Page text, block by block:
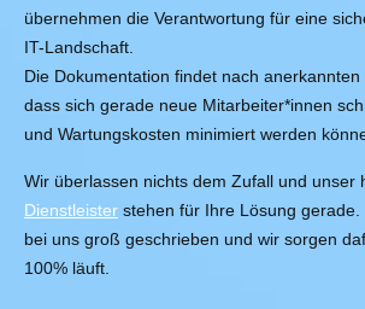
übernehmen die Verantwortung für eine
IT-Landschaft.
Die Dokumentation findet nach
dass sich gerade neue Mitarbeiter*innen
und Wartungskosten minimiert werden
Wir überlassen nichts dem Zufall und unser
Dienstleister stehen für Ihre Lösung gerade.
bei uns groß geschrieben und wir sorgen
100% läuft.